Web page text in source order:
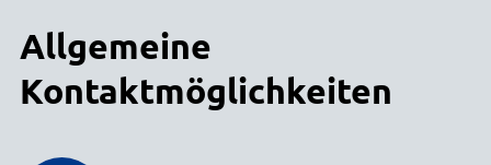
Allgemeine
Kontaktmöglichkeiten